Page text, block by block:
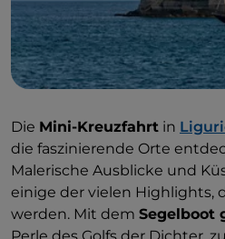
Die Mini-Kreuzfahrt in
die faszinierende Orte
Malerische Ausblicke und
einige der vielen Highlights,
werden. Mit dem Segelboot